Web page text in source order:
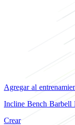
Agregar al
Incline Bench Barbell
Crear